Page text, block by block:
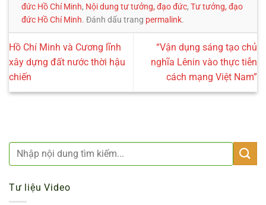
đức Hồ Chí Minh, Nội dung tư tưởng, đạo đức, Tư tưởng, đạo
đức Hồ Chí Minh. Đánh dấu trang permalink.
Hồ Chí Minh và Cương lĩnh
xây dựng đất nước thời hậu
chiến
“Vận dụng sáng tạo chủ
nghĩa Lênin vào thực tiễn
cách mạng Việt Nam”
Tư liệu Video